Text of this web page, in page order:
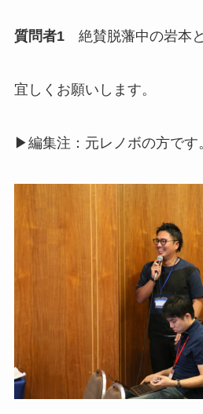
質問者1絶賛脱藩中の岩本
宜しくお願いします。
▶編集注：元レノボの方です